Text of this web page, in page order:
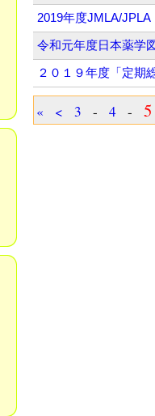
2019年度JMLA/
令和元年度日本薬学
２０１９年度「定期
« < 3 - 4 - 5